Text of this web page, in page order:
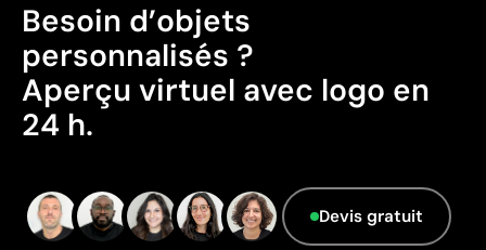
Besoin d’objets
personnalisés ?
Aperçu virtuel avec logo en
24 h.
Devis gratuit